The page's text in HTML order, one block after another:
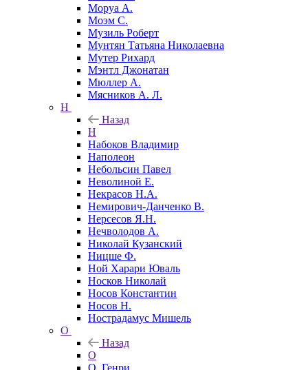
Моруа А.
Моэм С.
Музиль Роберт
Мунтян Татьяна Николаевна
Мутер Рихард
Мэнтл Джонатан
Мюллер А.
Мясников А. Л.
Н
Назад
Н
Набоков Владимир
Наполеон
Небольсин Павел
Неволиной Е.
Некрасов Н.А.
Немирович-Данченко В.
Нерсесов Я.Н.
Нечволодов А.
Николай Кузанский
Ницше Ф.
Ной Харари Юваль
Носков Николай
Носов Константин
Носов Н.
Нострадамус Мишель
О
Назад
О
О. Генри